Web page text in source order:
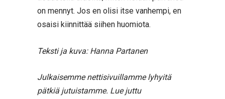
on mennyt. Jos en olisi itse vanhempi, en
osaisi kiinnittää siihen huomiota.
Teksti ja kuva: Hanna Partanen
Julkaisemme nettisivuillamme lyhyitä
pätkiä jutuistamme. Lue juttu